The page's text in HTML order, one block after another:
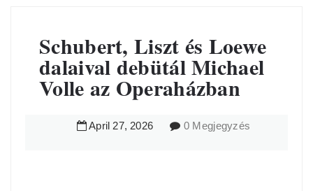
Schubert, Liszt és Loewe
dalaival debütál Michael
Volle az Operaházban
April 27, 2026 0 Megjegyzés